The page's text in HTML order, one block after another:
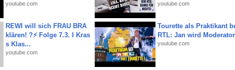
youtube.com youtube.com
REWI will sich FRAU BRA
klären! ?⚡️ Folge 7.3. I Kras
s Klas...
youtube.com
Tourette als Praktikant
RTL: Jan wird Moderator
youtube.com